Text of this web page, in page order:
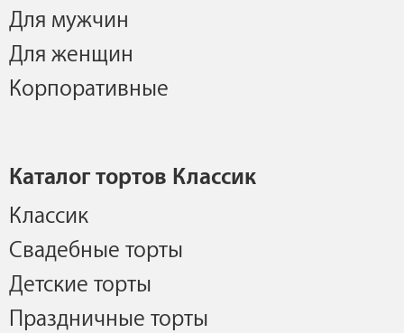
Для мужчин
Для женщин
Корпоративные
Каталог тортов Классик
Классик
Свадебные торты
Детские торты
Праздничные торты